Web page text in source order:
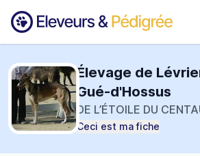
Élevage de
Gué-d'Hossus
DE L’ÉTOILE DU
Ceci est ma fiche